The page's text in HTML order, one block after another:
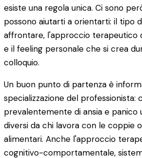
esiste una regola unica. Ci sono
possono aiutarti a orientarti: il tipo
affrontare, l'approccio terapeutico
e il feeling personale che si crea
colloquio.
Un buon punto di partenza è
specializzazione del professionista:
prevalentemente di ansia e panico
diversi da chi lavora con le coppie
alimentari. Anche l'approccio
cognitivo-comportamentale,